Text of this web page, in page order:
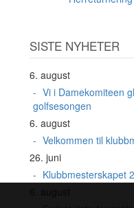
SISTE NYHETER
6. august
Vi i Damekomiteen
golfsesongen
6. august
Velkommen til
26. juni
Klubbmesterskapet